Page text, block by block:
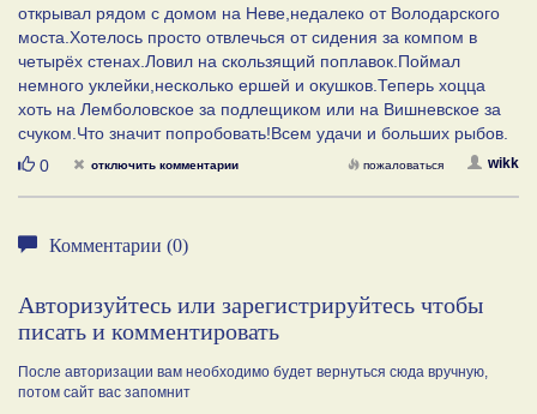
открывал рядом с домом на Неве,недалеко от Володарского
моста.Хотелось просто отвлечься от сидения за компом в
четырёх стенах.Ловил на скользящий поплавок.Поймал
немного уклейки,несколько ершей и окушков.Теперь хоцца
хоть на Лемболовское за подлещиком или на Вишневское за
счуком.Что значит попробовать!Всем удачи и больших рыбов.
Нравится
0 отключить комментарии wikk
пожаловаться
Комментарии (0)
Авторизуйтесь или зарегистрируйтесь чтобы
писать и комментировать
После авторизации вам необходимо будет вернуться сюда вручную,
потом сайт вас запомнит